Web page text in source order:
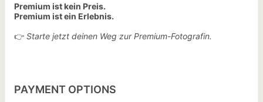
Premium ist kein Preis.
Premium ist ein Erlebnis.
👉 Starte jetzt deinen Weg zur Premium-Fotografin.
PAYMENT OPTIONS